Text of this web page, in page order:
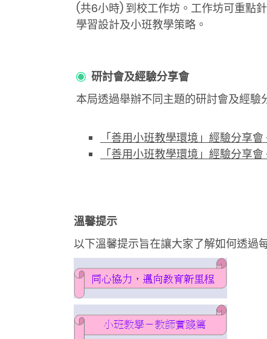
(共6小時) 到校工作坊。工作坊可重點
學習設計及小班教學策略。
研討會及經驗分享會
本局透過舉辦不同主題的研討會及經
「善用小班教學環境」經驗分享
「善用小班教學環境」經驗分享
溫馨提示
以下溫馨提示旨在讓大家了解如何透過